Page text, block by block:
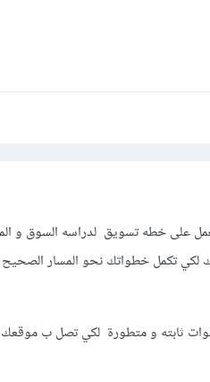
على خطه تسويق لدراسه السوق و
لكي تكمل خطواتك نحو المسار
ثابته و متطورة لكي تصل ب موقعك